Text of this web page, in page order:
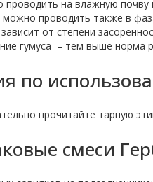
проводить на влажную
проводить также в
от степени
гумуса – тем выше норма
по
прочитайте тарную
смеси